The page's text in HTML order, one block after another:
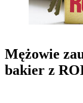
Mężowie
bakier z